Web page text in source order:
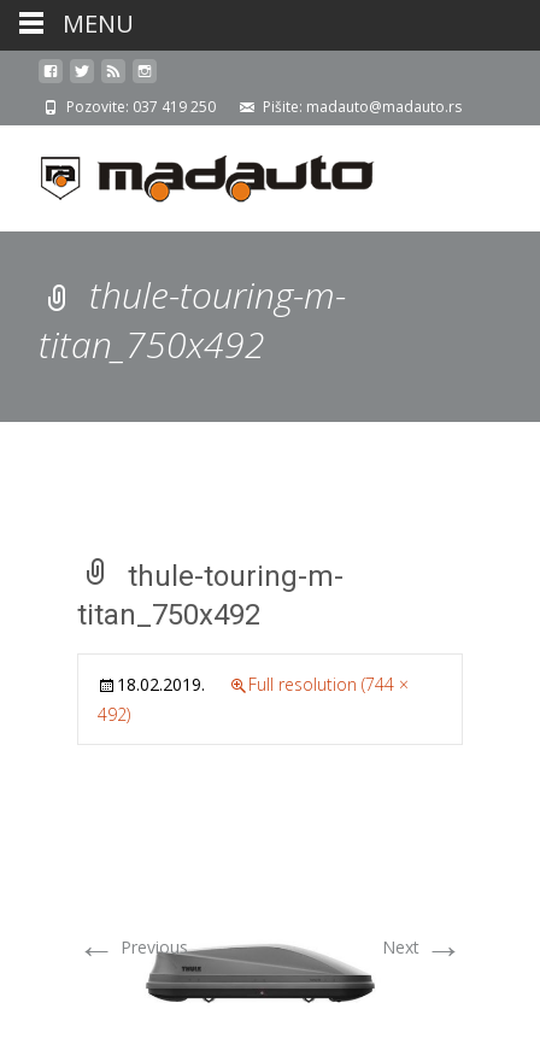
Pozovite: 037 419 250 Pišite: madauto@madauto.rs
thule-touring-m-
titan_750x492
thule-touring-m-
titan_750x492
18.02.2019.
Full resolution (744 ×
492)
← Previous Next →
MENU